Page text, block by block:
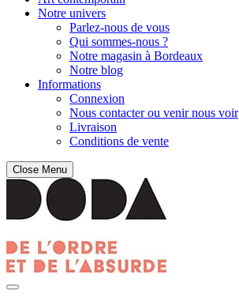
Notre univers
Parlez-nous de vous
Qui sommes-nous ?
Notre magasin à Bordeaux
Notre blog
Informations
Connexion
Nous contacter ou venir nous voir
Livraison
Conditions de vente
Close Menu